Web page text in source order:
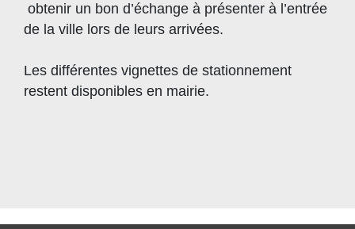
obtenir un bon d’échange à présenter à l’entrée
de la ville lors de leurs arrivées.
Les différentes vignettes de stationnement
restent disponibles en mairie.